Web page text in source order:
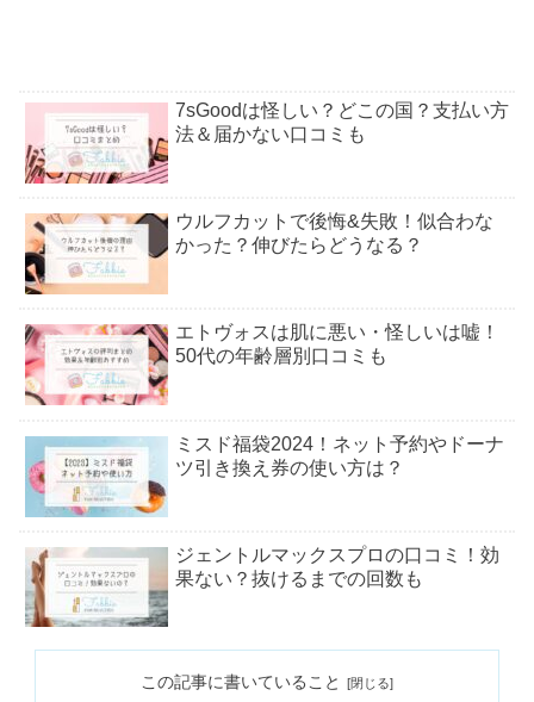
7sGoodは怪しい？どこの国？支払い方
法＆届かない口コミも
ウルフカットで後悔&失敗！似合わな
かった？伸びたらどうなる？
エトヴォスは肌に悪い・怪しいは嘘！
50代の年齢層別口コミも
ミスド福袋2024！ネット予約やドーナ
ツ引き換え券の使い方は？
ジェントルマックスプロの口コミ！効
果ない？抜けるまでの回数も
販売店や使い方＆浮くって本当？
この記事に書いていること